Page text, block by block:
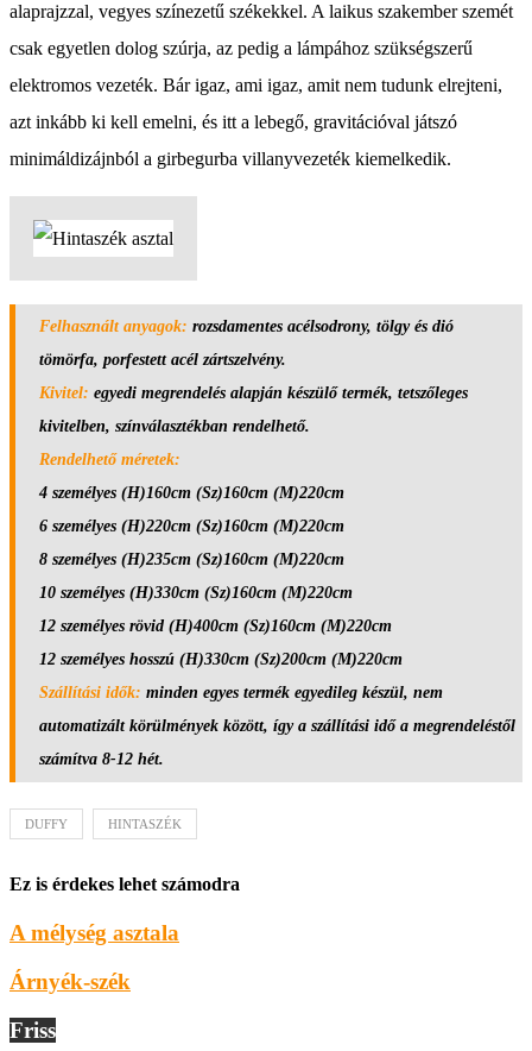
alaprajzzal, vegyes színezetű székekkel. A laikus szakember szemét
csak egyetlen dolog szúrja, az pedig a lámpához szükségszerű
elektromos vezeték. Bár igaz, ami igaz, amit nem tudunk elrejteni,
azt inkább ki kell emelni, és itt a lebegő, gravitációval játszó
minimáldizájnból a girbegurba villanyvezeték kiemelkedik.
Felhasznált anyagok: rozsdamentes acélsodrony, tölgy és dió
tömörfa, porfestett acél zártszelvény.
Kivitel: egyedi megrendelés alapján készülő termék, tetszőleges
kivitelben, színválasztékban rendelhető.
Rendelhető méretek:
4 személyes (H)160cm (Sz)160cm (M)220cm
6 személyes (H)220cm (Sz)160cm (M)220cm
8 személyes (H)235cm (Sz)160cm (M)220cm
10 személyes (H)330cm (Sz)160cm (M)220cm
12 személyes rövid (H)400cm (Sz)160cm (M)220cm
12 személyes hosszú (H)330cm (Sz)200cm (M)220cm
Szállítási idők: minden egyes termék egyedileg készül, nem
automatizált körülmények között, így a szállítási idő a megrendeléstől
számítva 8-12 hét.
DUFFY HINTASZÉK
Ez is érdekes lehet számodra
A mélység asztala
Árnyék-szék
Friss